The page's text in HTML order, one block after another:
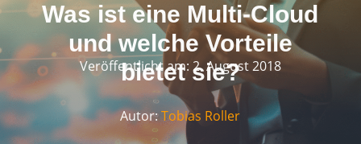
Was ist eine Multi-Cloud
und welche Vorteile
bietet sie?
Veröffentlicht am: 2. August 2018
Autor:Tobias Roller